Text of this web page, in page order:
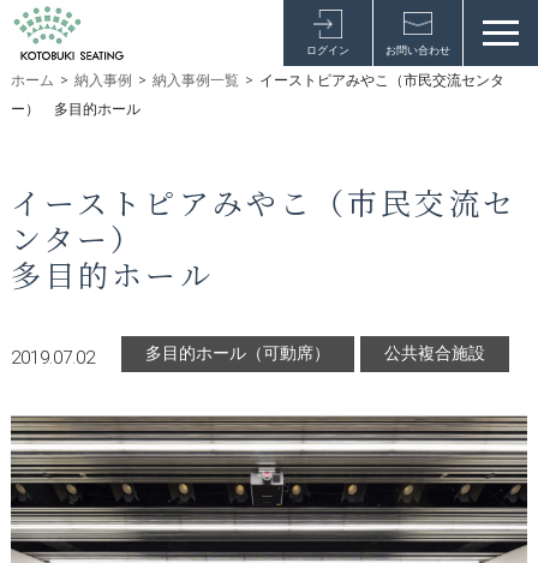
ログイン お問い合わせ
ホーム > 納入事例 > 納入事例一覧 > イーストピアみやこ（市民交流センタ
ー） 多目的ホール
イーストピアみやこ（市民交流セ
ンター）
多目的ホール
2019.07.02 多目的ホール（可動席） 公共複合施設